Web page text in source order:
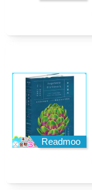
Readmoo